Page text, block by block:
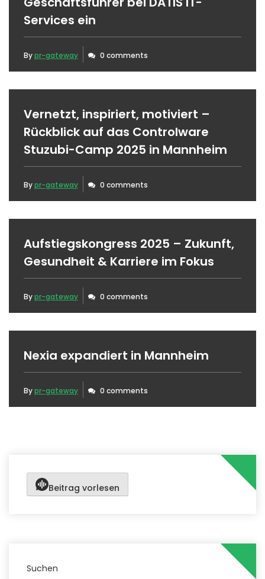
Services ein
Bypr-gateway 0 comments
Vernetzt, inspiriert, motiviert –
Rückblick auf das Controlware
Stuzubi-Camp 2025 in Mannheim
Bypr-gateway 0 comments
Aufstiegskongress 2025 – Zukunft,
Gesundheit & Karriere im Fokus
Bypr-gateway 0 comments
Nexia expandiert in Mannheim
Bypr-gateway 0 comments
Beitrag vorlesen
Suchen